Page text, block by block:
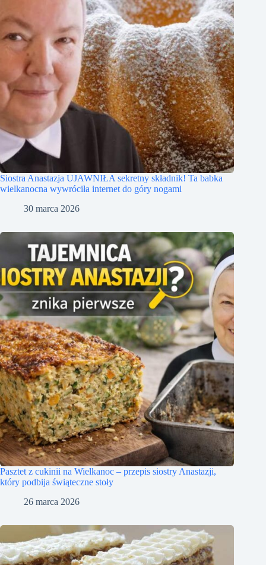
Siostra Anastazja UJAWNIŁA sekretny składnik! Ta babka
wielkanocna wywróciła internet do góry nogami
30 marca 2026
Pasztet z cukinii na Wielkanoc – przepis siostry Anastazji,
który podbija świąteczne stoły
26 marca 2026